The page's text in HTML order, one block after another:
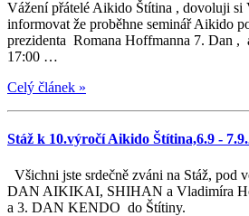
Vážení přátelé Aikido Štítina , dovoluji si
informovat že proběhne seminář Aikido
prezidenta Romana Hoffmanna 7. Dan ,
17:00 …
Celý článek »
Stáž k 10.výročí Aikido Štítina,6.9 -
Všichni jste srdečně zváni na Stáž, pod
DAN AIKIKAI, SHIHAN a Vladimíra
a 3. DAN KENDO do Štítiny.